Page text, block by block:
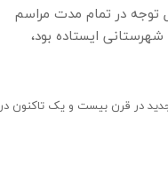
توجه در تمام مدت مراسم
ایستاده بود،
در قرن بیست و یک تاکنون در